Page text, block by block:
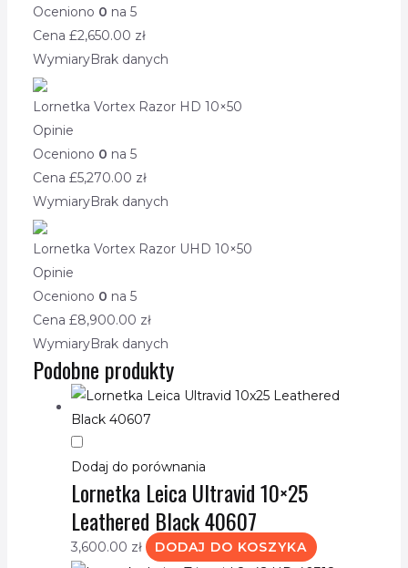
Oceniono 0 na 5
Cena £2,650.00 zł
WymiaryBrak danych
Lornetka Vortex Razor HD 10×50
Opinie
Oceniono 0 na 5
Cena £5,270.00 zł
WymiaryBrak danych
Lornetka Vortex Razor UHD 10×50
Opinie
Oceniono 0 na 5
Cena £8,900.00 zł
WymiaryBrak danych
Podobne produkty
Dodaj do porównania
Lornetka Leica Ultravid 10×25
Leathered Black 40607
3,600.00 zł DODAJ DO KOSZYKA